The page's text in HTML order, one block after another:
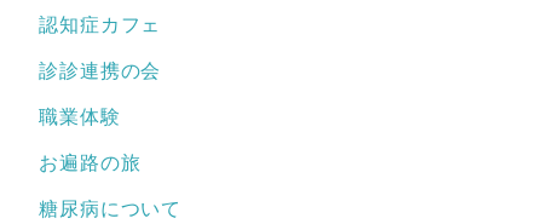
認知症カフェ
診診連携の会
職業体験
お遍路の旅
糖尿病について